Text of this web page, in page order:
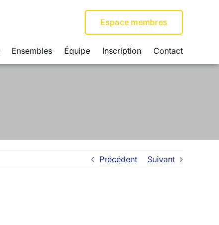
Espace membres
Ensembles Équipe Inscription Contact
Précédent Suivant